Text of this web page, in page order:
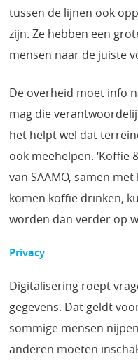
tussen de lijnen ook
zijn. Ze hebben een
mensen naar de juiste
De overheid moet info
mag die
het helpt wel dat
ook meehelpen. ‘Koffie
van SAAMO, samen
komen koffie drinken,
worden dan verder op
Privacy
Digitalisering roept
gegevens. Dat geldt
sommige mensen
anderen moeten